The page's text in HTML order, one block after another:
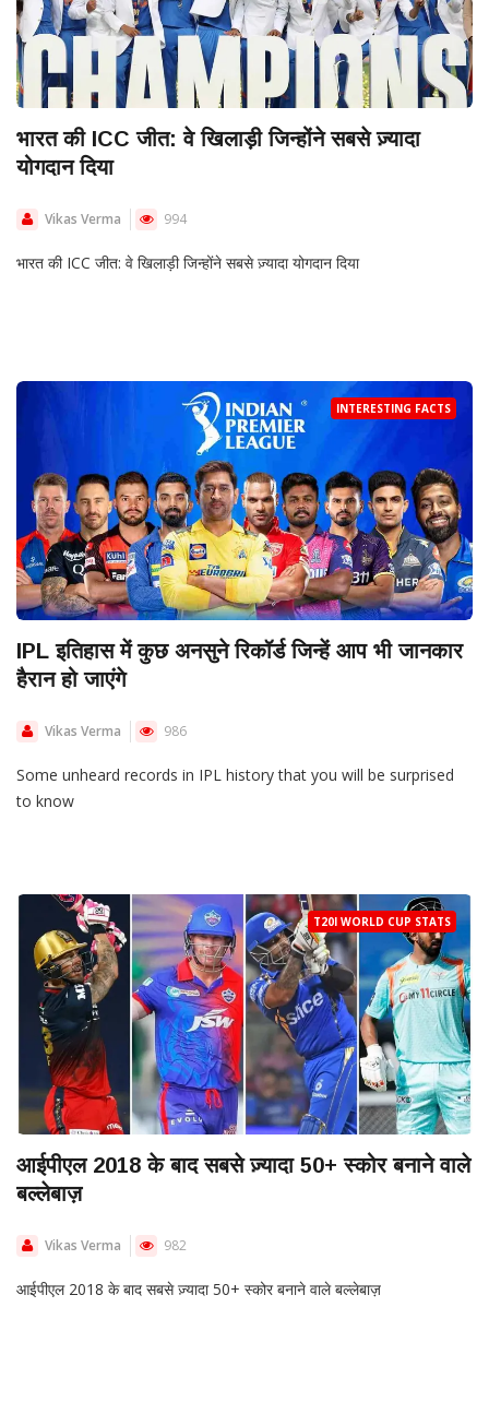
भारत की ICC जीत: वे खिलाड़ी जिन्होंने सबसे ज़्यादा
योगदान दिया
Vikas Verma 994
भारत की ICC जीत: वे खिलाड़ी जिन्होंने सबसे ज़्यादा योगदान दिया
INTERESTING FACTS
IPL इतिहास में कुछ अनसुने रिकॉर्ड जिन्हें आप भी जानकार
हैरान हो जाएंगे
Vikas Verma 986
Some unheard records in IPL history that you will be surprised
to know
T20I WORLD CUP STATS
आईपीएल 2018 के बाद सबसे ज़्यादा 50+ स्कोर बनाने वाले
बल्लेबाज़
Vikas Verma 982
आईपीएल 2018 के बाद सबसे ज़्यादा 50+ स्कोर बनाने वाले बल्लेबाज़